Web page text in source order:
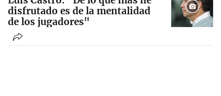
disfrutado es de la mentalidad
de los jugadores"